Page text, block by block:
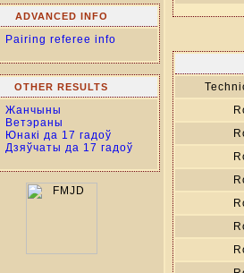
ADVANCED INFO
Pairing referee info
OTHER RESULTS
Жанчыны
Ветэраны
Юнакі да 17 гадоў
Дзяўчаты да 17 гадоў